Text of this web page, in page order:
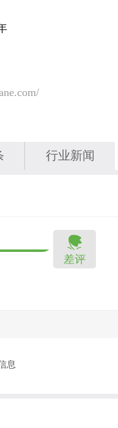
平方米，总投资达
洲领先的超大规模
产设备，配备全
术处国际前沿，
地之一，其先进
精度，被誉为中
营中心，在供应渠
菲亚华鹤门业可
华鹤门业有限公司
消费者的木门品
木门制造经验，
。 华鹤木门聘请
洲的创意、日本
世界与东方的融
行业新闻

差评
息